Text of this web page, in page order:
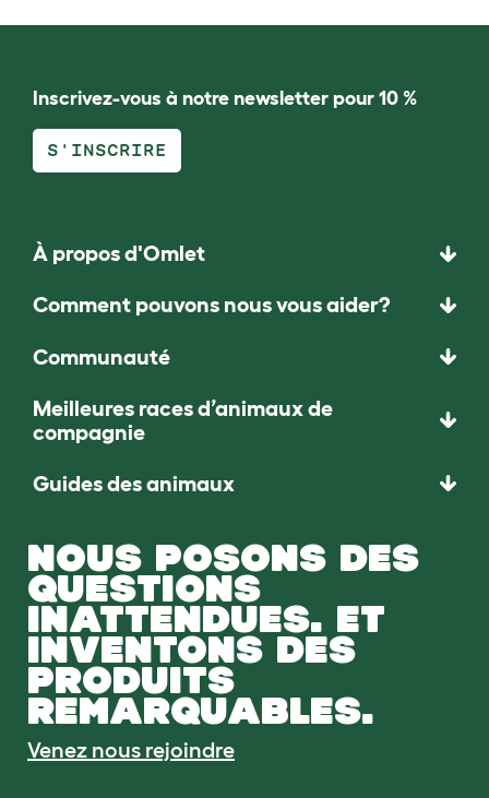
Inscrivez-vous à notre newsletter pour 10 %
S'INSCRIRE
À propos d'Omlet
Comment pouvons nous vous aider?
Communauté
Meilleures races d’animaux de
compagnie
Guides des animaux
NOUS POSONS DES
QUESTIONS
INATTENDUES. ET
INVENTONS DES
PRODUITS
REMARQUABLES.
Venez nous rejoindre